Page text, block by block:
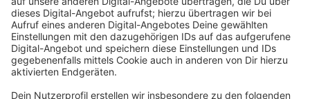
Hier gibt’s den Talk zum Nachhören
Anzeige